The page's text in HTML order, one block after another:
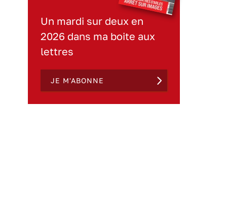
Un mardi sur deux en
2026 dans ma boite aux
lettres
JE M'ABONNE